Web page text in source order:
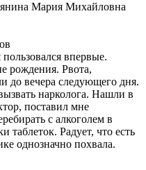
Мария Михайловна
впервые.
рождения. Рвота,
до вечера следующего дня.
нарколога. Нашли в
поставил мне
с алкоголем в
таблеток. Радует, что есть
однозначно похвала.